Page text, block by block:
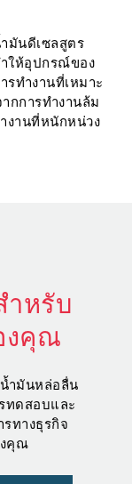
มันดีเซลสูตร
ำให้อุปกรณ์ของ
ทำงานที่เหมาะ
กการทำงานล้ม
งานที่หนักหน่วง
ำหรับ
งคุณ
ำมันหล่อลื่น
ทดสอบและ
ทางธุรกิจ
คุณ